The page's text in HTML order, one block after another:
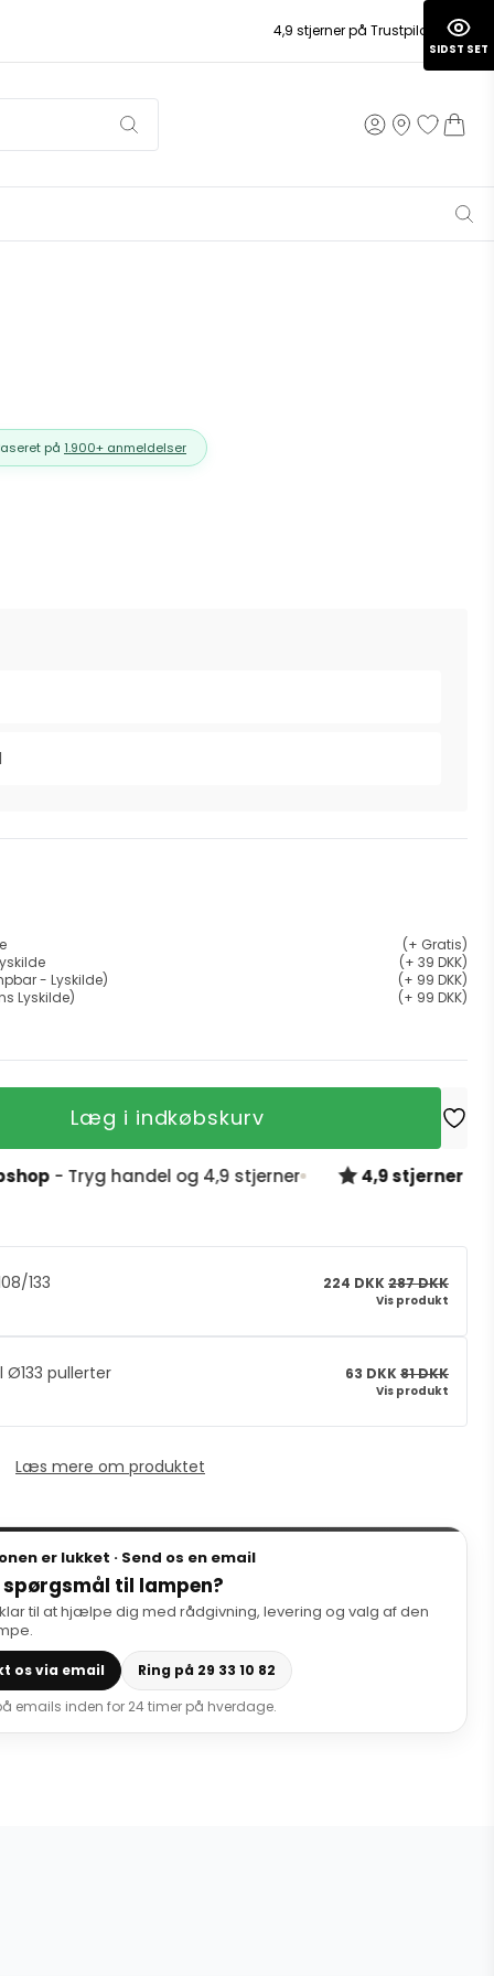
4,9 stjerner på Trustpilot
på 1.900+ anmeldelser
(+ Gratis)
(+ 39 DKK)
- Lyskilde)
(+ 99 DKK)
Lyskilde)
(+ 99 DKK)
Læg i indkøbskurv
- Tryg handel og 4,9 stjerner 4,9 stjerner på
133 224 DKK287 DKK
Vis produkt
Ø133 pullerter 63 DKK81 DKK
Vis produkt
Læs mere om produktet
er lukket · Send os en email
spørgsmål til lampen?
til at hjælpe dig med rådgivning, levering og valg af den
os via email
Ring på 29 33 10 82
emails inden for 24 timer på hverdage.
SIDST SET